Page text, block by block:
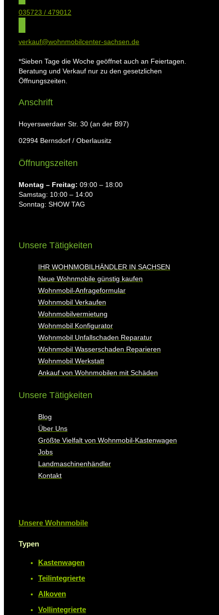
035723 / 479012
verkauf@wohnmobilcenter-sachsen.de
*Sieben Tage die Woche geöffnet auch an Feiertagen.
Beratung und Verkauf nur zu den gesetzlichen
Öffnungszeiten.
Anschrift
Hoyerswerdaer Str. 30 (an der B97)
02994 Bernsdorf / Oberlausitz
Öffnungszeiten
Montag ⁠– Freitag: 09:00 – 18:00
Samstag: 10:00 – 14:00
Sonntag: SHOW TAG
Unsere Tätigkeiten
IHR WOHNMOBILHÄNDLER IN SACHSEN
Neue Wohnmobile günstig kaufen
Wohnmobil-Anfrageformular
Wohnmobil Verkaufen
Wohnmobilvermietung
Wohnmobil Konfigurator
Wohnmobil Unfallschaden Reparatur
Wohnmobil Wasserschaden Reparieren
Wohnmobil Werkstatt
Ankauf von Wohnmobilen mit Schäden
Unsere Tätigkeiten
Blog
Über Uns
Größte Vielfalt von Wohnmobil-Kastenwagen
Jobs
Landmaschinenhändler
Kontakt
Unsere Wohnmobile
Typen
Kastenwagen
Teilintegrierte
Alkoven
Vollintegrierte